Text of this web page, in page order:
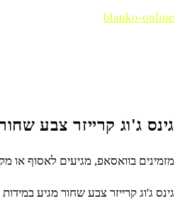
blanko-online
גינס ג'וג קרייזר צבע
מזמינים בוואסאפ, מגיעים לאסוף או
גינס ג'וג קרייזר צבע שחור מגיע במידות 28-38